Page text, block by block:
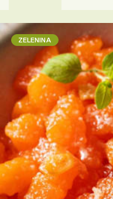
ZELENINA